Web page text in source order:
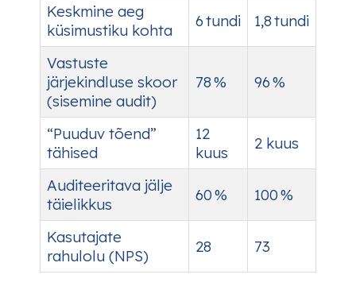
Keskmine aeg
küsimustiku kohta
6 tundi 1,8 tundi
Vastuste
järjekindluse skoor
(sisemine audit)
78 % 96 %
“Puuduv tõend”
tähised
12
kuus
2 kuus
Auditeeritava jälje
täielikkus
60 % 100 %
Kasutajate
rahulolu (NPS)
28 73